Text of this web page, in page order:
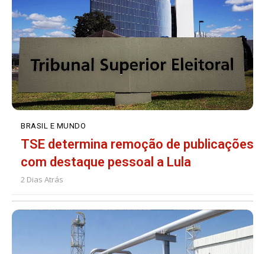
BRASIL E MUNDO
TSE determina remoção de publicações
com destaque pessoal a Lula
2 Dias Atrás